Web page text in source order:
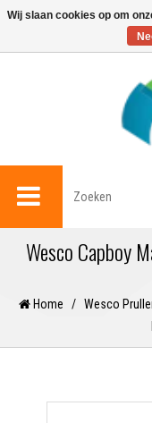
0
Wesco Capboy
Home / Wesco
Wij slaan cookies op om